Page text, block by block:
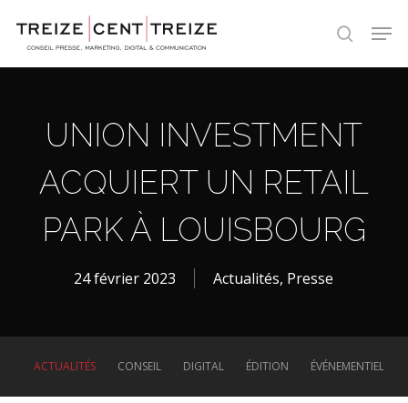
search
UNION INVESTMENT
ACQUIERT UN RETAIL
PARK À LOUISBOURG
24 février 2023 Actualités, Presse
ACTUALITÉS CONSEIL DIGITAL ÉDITION ÉVÉNEMENTIEL